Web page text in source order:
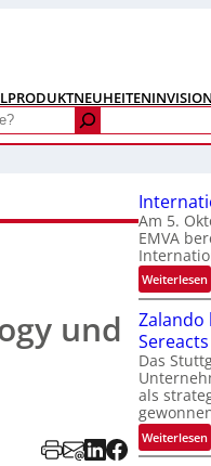
PRODUKTNEUHEITEN
und
Am 5.
EMVA
Weiterlesen:
I
t
r
t
Zalando
Das
als
Weiterlesen: